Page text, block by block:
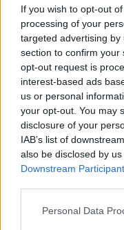
If you wish to opt-out
processing of your
targeted advertising
section to confirm your
opt-out request is
interest-based ads
us or personal
your opt-out. You may
disclosure of your
IAB’s list of
also be disclosed by
Downstream
Please note that this
Personal Data
da